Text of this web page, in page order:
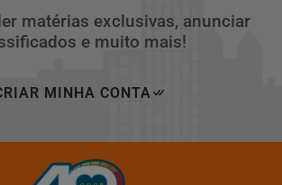
matérias exclusivas, anunciar
e muito mais!
MINHA CONTA